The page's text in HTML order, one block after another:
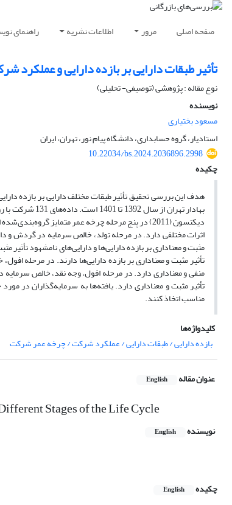
صفحه اصلی مرور اطلاعات نشریه راهنمای
تأثیر طبقات دارایی‌ بر بازده دارایی و
نوع مقاله : پژوهشی (توصیفی- تحلیلی)
نویسنده
مسعود بختیاری
استادیار، گروه حسابداری، دانشگاه پیام نور، تهران، ایران
10.22034/bs.2024.2036896.2998
چکیده
هدف این بررسی تحقیق تأثیر طبقات مختلف دارایی بر بازده
بهادار تهران از سال 1392 تا 1401 است. داده های 131 شرکت با روش حذف نظام
دیکنسون (2011) در پنج مرحله چرخه عمر متمایز گروه بندیشده
اثرات مختلفی دارد. در مرحله تولد، خالص سرمایه در گردش و
مثبت و معناداری بر بازده داراییها و داراییهای نامشهود تأثیر
تأثیر مثبت و معناداری بر بازده داراییها دارند. در مرحله
منفی و معناداری دارد. در مرحله افول، وجه نقد، خالص
تأثیر مثبت و معناداری دارد. یافتهها به سرمایهگذاران در
مناسب اتخاذ کنند.
کلیدواژه‌ها
بازده دارایی / طبقات دارایی / عملکرد شرکت / چرخه عمر شرکت
عنوان مقاله English
Stages of the Life Cycle
نویسنده English
چکیده
English